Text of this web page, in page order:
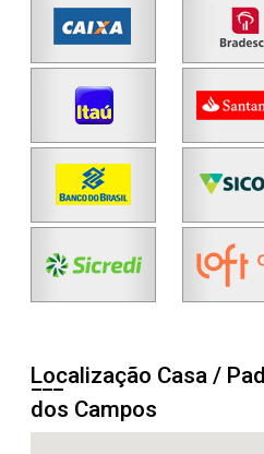
Localização Casa /
dos Campos